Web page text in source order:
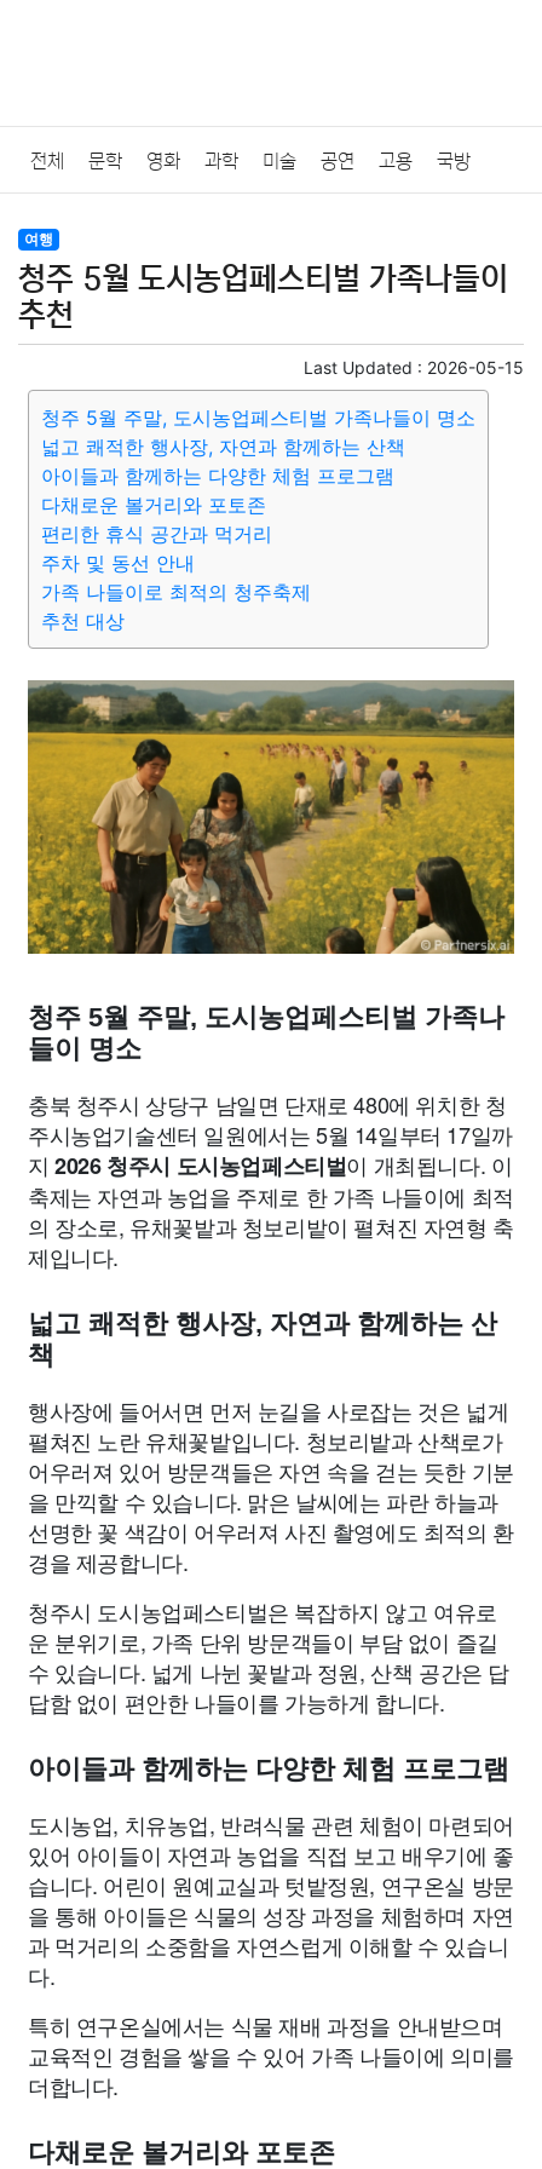
전체 문학 영화 과학 미술 공연 고용 국방
법률
질병 가요 방송 일상 주식 암호화폐 블록체인
미용 증권 인테리어
요리 상품리뷰 원예 금융 게임 스포츠 사진
대출 자동차 취미 여행 맛집 컴퓨터
종교 사회 정치
부동산 외국어
여행
청주 5월 도시농업페스티벌 가족나들이
추천
Last Updated : 2026-05-15
청주 5월 주말, 도시농업페스티벌 가족나들이 명소
넓고 쾌적한 행사장, 자연과 함께하는 산책
아이들과 함께하는 다양한 체험 프로그램
다채로운 볼거리와 포토존
편리한 휴식 공간과 먹거리
주차 및 동선 안내
가족 나들이로 최적의 청주축제
추천 대상
청주 5월 주말, 도시농업페스티벌 가족나
들이 명소
충북 청주시 상당구 남일면 단재로 480에 위치한 청
주시농업기술센터 일원에서는 5월 14일부터 17일까
지2026 청주시 도시농업페스티벌이 개최됩니다. 이
축제는 자연과 농업을 주제로 한 가족 나들이에 최적
의 장소로, 유채꽃밭과 청보리밭이 펼쳐진 자연형 축
제입니다.
넓고 쾌적한 행사장, 자연과 함께하는 산
책
행사장에 들어서면 먼저 눈길을 사로잡는 것은 넓게
펼쳐진 노란 유채꽃밭입니다. 청보리밭과 산책로가
어우러져 있어 방문객들은 자연 속을 걷는 듯한 기분
을 만끽할 수 있습니다. 맑은 날씨에는 파란 하늘과
선명한 꽃 색감이 어우러져 사진 촬영에도 최적의 환
경을 제공합니다.
청주시 도시농업페스티벌은 복잡하지 않고 여유로
운 분위기로, 가족 단위 방문객들이 부담 없이 즐길
수 있습니다. 넓게 나뉜 꽃밭과 정원, 산책 공간은 답
답함 없이 편안한 나들이를 가능하게 합니다.
아이들과 함께하는 다양한 체험 프로그램
도시농업, 치유농업, 반려식물 관련 체험이 마련되어
있어 아이들이 자연과 농업을 직접 보고 배우기에 좋
습니다. 어린이 원예교실과 텃밭정원, 연구온실 방문
을 통해 아이들은 식물의 성장 과정을 체험하며 자연
과 먹거리의 소중함을 자연스럽게 이해할 수 있습니
다.
특히 연구온실에서는 식물 재배 과정을 안내받으며
교육적인 경험을 쌓을 수 있어 가족 나들이에 의미를
더합니다.
다채로운 볼거리와 포토존